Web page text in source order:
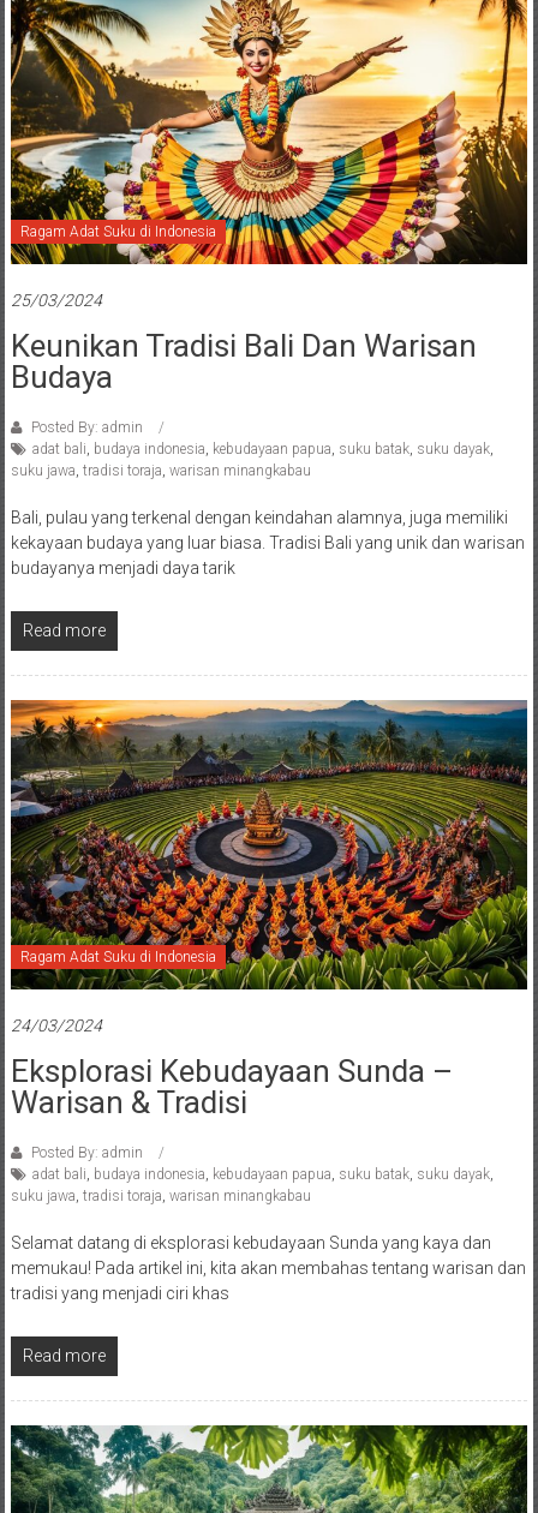
Ragam Adat Suku di Indonesia
25/03/2024
Keunikan Tradisi Bali Dan Warisan
Budaya
Posted By: admin
adat bali, budaya indonesia, kebudayaan papua, suku batak, suku dayak,
suku jawa, tradisi toraja, warisan minangkabau
Bali, pulau yang terkenal dengan keindahan alamnya, juga memiliki
kekayaan budaya yang luar biasa. Tradisi Bali yang unik dan warisan
budayanya menjadi daya tarik
Read more
Ragam Adat Suku di Indonesia
24/03/2024
Eksplorasi Kebudayaan Sunda –
Warisan & Tradisi
Posted By: admin
adat bali budaya indonesia kebudayaan papua suku batak, suku dayak,
suku jawa tradisi toraja warisan minangkabau
Selamat datang di eksplorasi kebudayaan Sunda yang kaya dan
memukau! Pada artikel ini, kita akan membahas tentang warisan dan
tradisi yang menjadi ciri khas
Read more